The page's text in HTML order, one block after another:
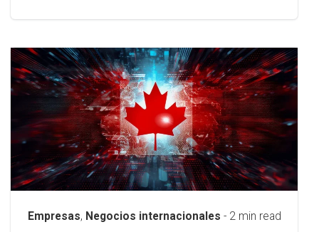
Empresas, Negocios internacionales - 2 min read